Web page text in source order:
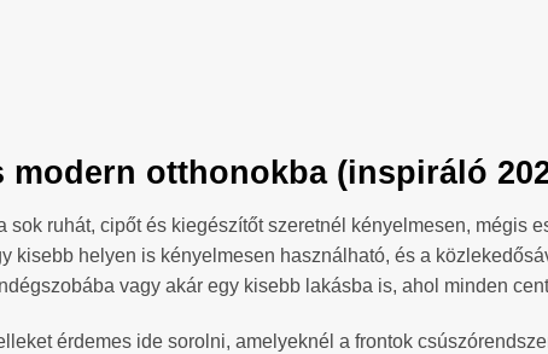
otthonokba (inspiráló
ruhát, cipőt és kiegészítőt szeretnél kényelmesen, mégis
helyen is kényelmesen használható, és a
vagy akár egy kisebb lakásba is, ahol minden
érdemes ide sorolni, amelyeknél a frontok